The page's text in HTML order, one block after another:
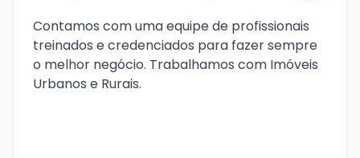
Contamos com uma equipe de profissionais
treinados e credenciados para fazer sempre
o melhor negócio. Trabalhamos com Imóveis
Urbanos e Rurais.